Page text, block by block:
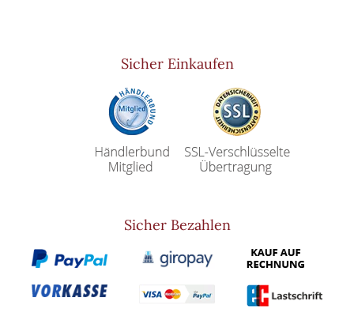
Sicher Einkaufen
Sicher Bezahlen